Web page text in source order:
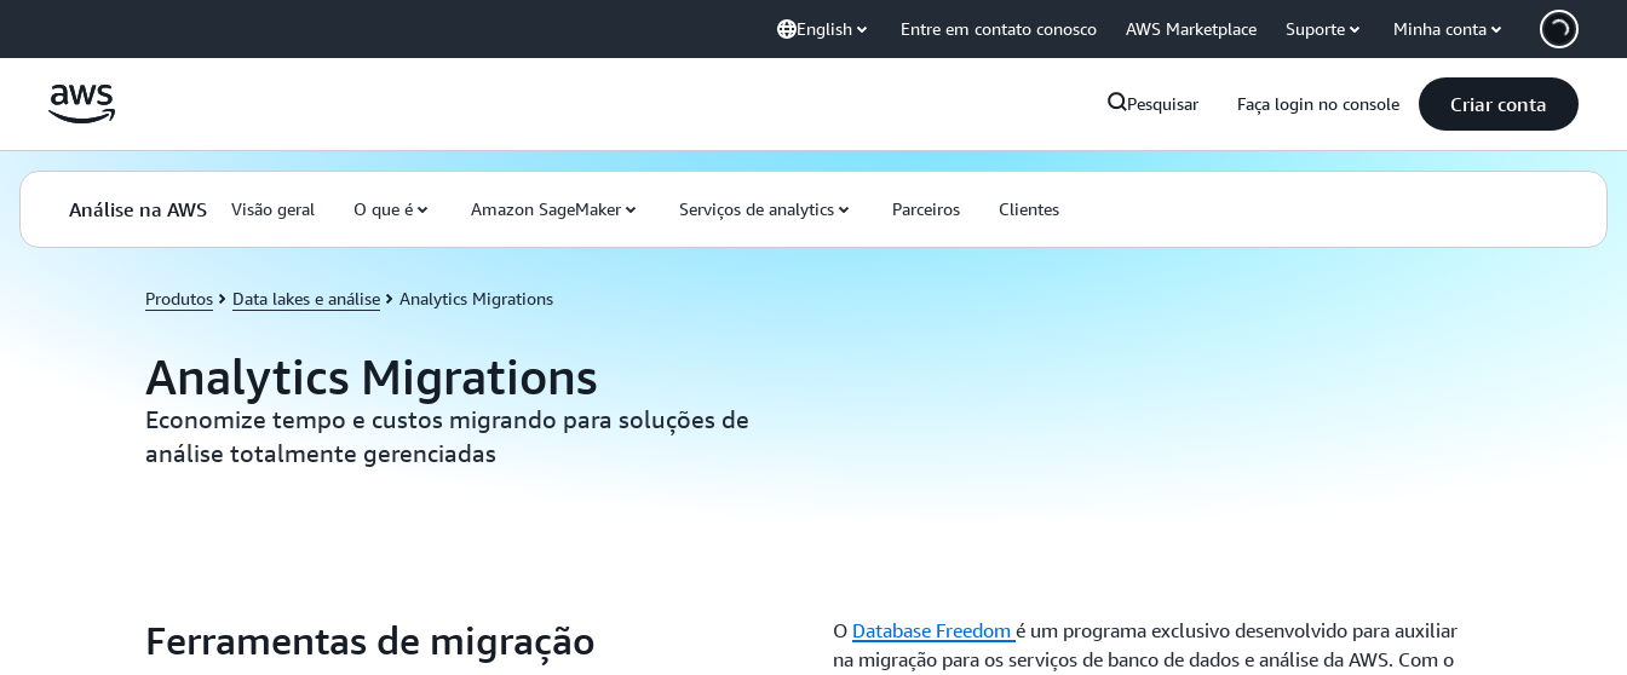
English Entre em contato conosco AWS Marketplace Suporte Minha conta
Pesquisar Faça login no console Criar conta
Análise na AWS Visão geral O que é Amazon SageMaker Serviços de analytics Parceiros Clientes
Produtos Data lakes e análise Analytics Migrations
Analytics Migrations
Economize tempo e custos migrando para soluções de
análise totalmente gerenciadas
Ferramentas de migração O Database Freedom é um programa exclusivo desenvolvido para auxiliar
na migração para os serviços de banco de dados e análise da AWS. Com o